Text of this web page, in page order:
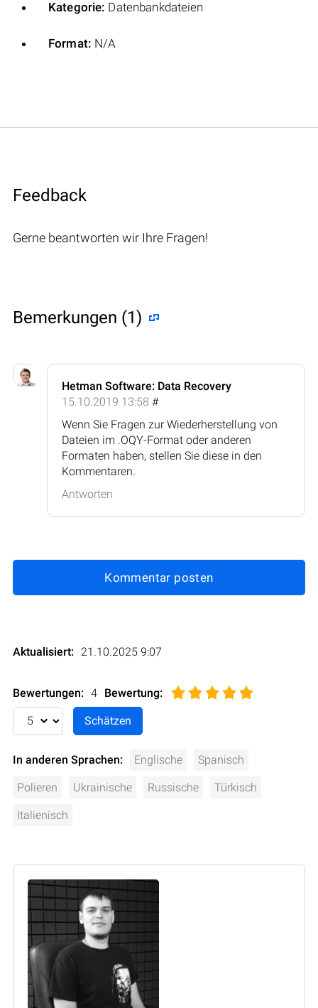
Kategorie: Datenbankdateien
Format: N/A
Feedback
Gerne beantworten wir Ihre Fragen!
Bemerkungen (1)
Hetman Software: Data Recovery
15.10.2019 13:58 #
Wenn Sie Fragen zur Wiederherstellung von
Dateien im .OQY-Format oder anderen
Formaten haben, stellen Sie diese in den
Kommentaren.
Antworten
Kommentar posten
Aktualisiert: 21.10.2025 9:07
Bewertungen: 4 Bewertung:
In anderen Sprachen: Englische Spanisch
Polieren Ukrainische Russische Türkisch
Italienisch